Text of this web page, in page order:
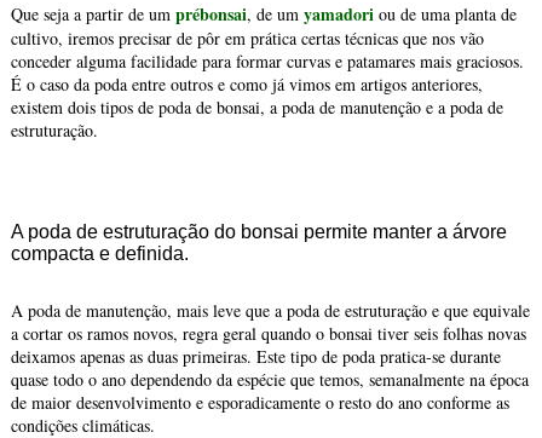
Que seja a partir de um prébonsai, de um yamadori ou de uma planta de
cultivo, iremos precisar de pôr em prática certas técnicas que nos vão
conceder alguma facilidade para formar curvas e patamares mais graciosos.
É o caso da poda entre outros e como já vimos em artigos anteriores,
existem dois tipos de poda de bonsai, a poda de manutenção e a poda de
estruturação.
A poda de estruturação do bonsai permite manter a árvore
compacta e definida.
A poda de manutenção, mais leve que a poda de estruturação e que equivale
a cortar os ramos novos, regra geral quando o bonsai tiver seis folhas novas
deixamos apenas as duas primeiras. Este tipo de poda pratica-se durante
quase todo o ano dependendo da espécie que temos, semanalmente na época
de maior desenvolvimento e esporadicamente o resto do ano conforme as
condições climáticas.